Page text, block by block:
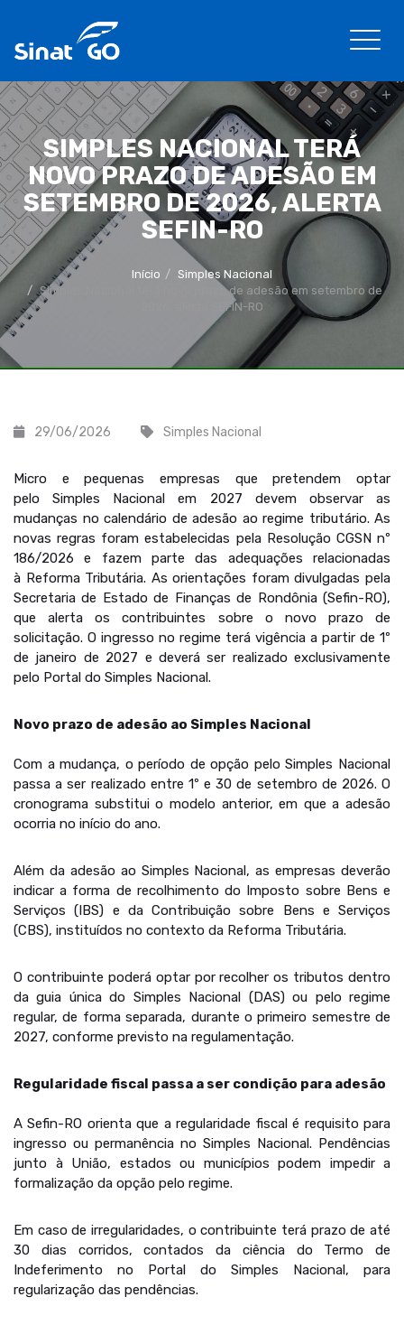
SIMPLES NACIONAL TERÁ
NOVO PRAZO DE ADESÃO EM
SETEMBRO DE 2026, ALERTA
SEFIN-RO
Início
Simples Nacional
Simples Nacional terá novo prazo de adesão em setembro de
2026, alerta SEFIN-RO
29/06/2026 Simples Nacional
Micro e pequenas empresas que pretendem optar
pelo Simples Nacional em 2027 devem observar as
mudanças no calendário de adesão ao regime tributário. As
novas regras foram estabelecidas pela Resolução CGSN nº
186/2026 e fazem parte das adequações relacionadas
à Reforma Tributária. As orientações foram divulgadas pela
Secretaria de Estado de Finanças de Rondônia (Sefin-RO),
que alerta os contribuintes sobre o novo prazo de
solicitação. O ingresso no regime terá vigência a partir de 1º
de janeiro de 2027 e deverá ser realizado exclusivamente
pelo Portal do Simples Nacional.
Novo prazo de adesão ao Simples Nacional
Com a mudança, o período de opção pelo Simples Nacional
passa a ser realizado entre 1º e 30 de setembro de 2026. O
cronograma substitui o modelo anterior, em que a adesão
ocorria no início do ano.
Além da adesão ao Simples Nacional, as empresas deverão
indicar a forma de recolhimento do Imposto sobre Bens e
Serviços (IBS) e da Contribuição sobre Bens e Serviços
(CBS), instituídos no contexto da Reforma Tributária.
O contribuinte poderá optar por recolher os tributos dentro
da guia única do Simples Nacional (DAS) ou pelo regime
regular, de forma separada, durante o primeiro semestre de
2027, conforme previsto na regulamentação.
Regularidade fiscal passa a ser condição para adesão
A Sefin-RO orienta que a regularidade fiscal é requisito para
ingresso ou permanência no Simples Nacional. Pendências
junto à União, estados ou municípios podem impedir a
formalização da opção pelo regime.
Em caso de irregularidades, o contribuinte terá prazo de até
30 dias corridos, contados da ciência do Termo de
Indeferimento no Portal do Simples Nacional, para
regularização das pendências.